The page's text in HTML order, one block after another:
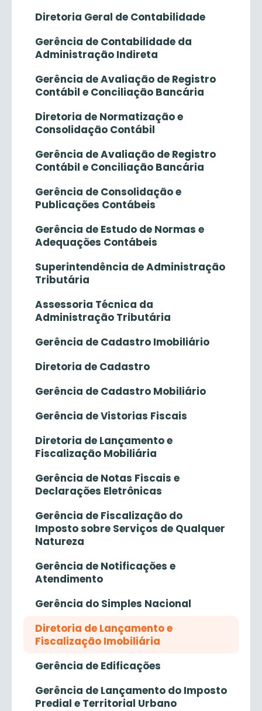
Diretoria Geral de Contabilidade
Gerência de Contabilidade da
Administração Indireta
Gerência de Avaliação de Registro
Contábil e Conciliação Bancária
Diretoria de Normatização e
Consolidação Contábil
Gerência de Avaliação de Registro
Contábil e Conciliação Bancária
Gerência de Consolidação e
Publicações Contábeis
Gerência de Estudo de Normas e
Adequações Contábeis
Superintendência de Administração
Tributária
Assessoria Técnica da
Administração Tributária
Gerência de Cadastro Imobiliário
Diretoria de Cadastro
Gerência de Cadastro Mobiliário
Gerência de Vistorias Fiscais
Diretoria de Lançamento e
Fiscalização Mobiliária
Gerência de Notas Fiscais e
Declarações Eletrônicas
Gerência de Fiscalização do
Imposto sobre Serviços de Qualquer
Natureza
Gerência de Notificações e
Atendimento
Gerência do Simples Nacional
Diretoria de Lançamento e
Fiscalização Imobiliária
Gerência de Edificações
Gerência de Lançamento do Imposto
Predial e Territorial Urbano